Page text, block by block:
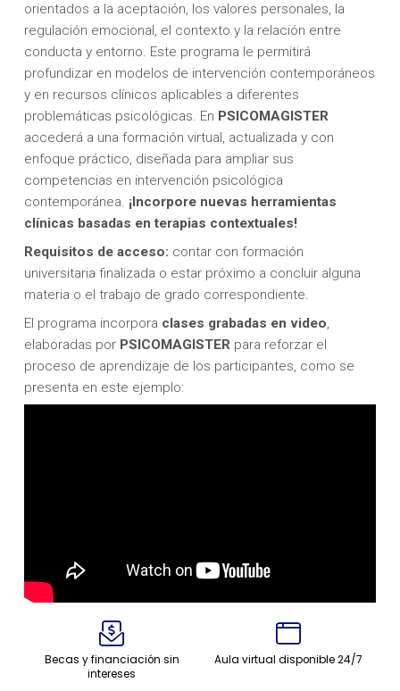
orientados a la aceptación, los valores personales, la
regulación emocional, el contexto y la relación entre
conducta y entorno. Este programa le permitirá
profundizar en modelos de intervención contemporáneos
y en recursos clínicos aplicables a diferentes
problemáticas psicológicas. En PSICOMAGISTER
accederá a una formación virtual, actualizada y con
enfoque práctico, diseñada para ampliar sus
competencias en intervención psicológica
contemporánea. ¡Incorpore nuevas herramientas
clínicas basadas en terapias contextuales!
Requisitos de acceso: contar con formación
universitaria finalizada o estar próximo a concluir alguna
materia o el trabajo de grado correspondiente.
El programa incorpora clases grabadas en video
elaboradas por PSICOMAGISTER para reforzar el
proceso de aprendizaje de los participantes, como se
presenta en este ejemplo:
Becas y financiación sin
intereses
Aula virtual disponible 24/7